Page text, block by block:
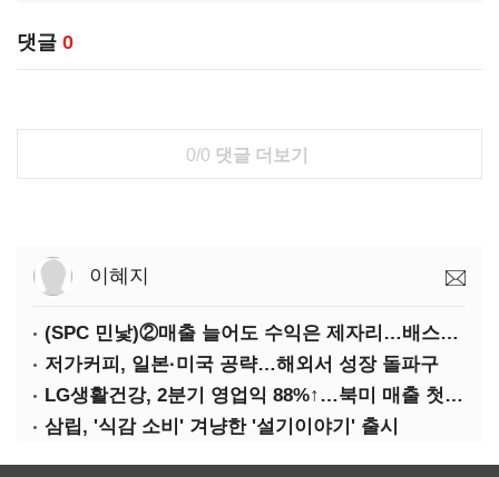
댓글 0
0/0 댓글 더보기
이혜지
(SPC 민낯)②매출 늘어도 수익은 제자리…배스킨라빈스 점주 '속앓이'
저가커피, 일본·미국 공략…해외서 성장 돌파구
LG생활건강, 2분기 영업익 88%↑…북미 매출 첫 중국 추월
삼립, '식감 소비' 겨냥한 '설기이야기' 출시